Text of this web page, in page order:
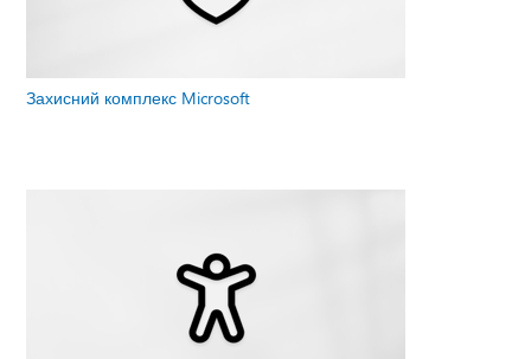
Захисний комплекс Microsoft